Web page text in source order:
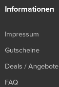
Informationen
Impressum
Gutscheine
Deals / Angebote
FAQ